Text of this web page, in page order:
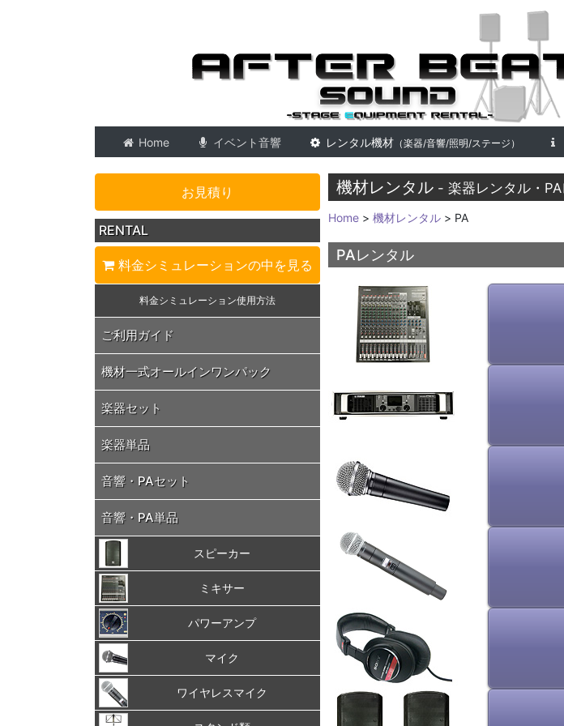
東京 音響会社・PA・楽器レンタル 株式
Home イベント音響 レンタル機材（楽器/音響/照明/ステージ）
機材レンタル - 楽器レンタル・
Home> 機材レンタル> PA
PAレンタル
お見積り
RENTAL
料金シミュレーションの中を見る
料金シミュレーション使用方法
ご利用ガイド
機材一式オールインワンパック
楽器セット
楽器単品
音響・PAセット
音響・PA単品
スピーカー
ミキサー
パワーアンプ
マイク
ワイヤレスマイク